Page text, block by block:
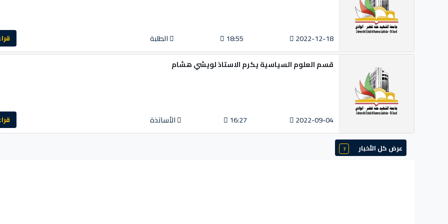
2022-12-18
18:55 الطلبة قراءة
قسم العلوم السياسية يكرم الاستاذ لويشي هشام
2022-09-04
16:27 الأساتذة قراءة
عرض كل الأخبار 7